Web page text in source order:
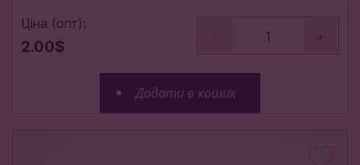
Ціна (опт):
2.00$
- +
Додати в кошик